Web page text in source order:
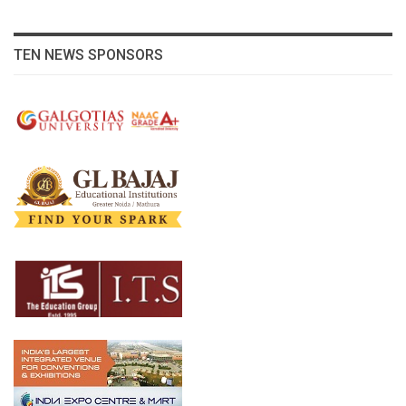
TEN NEWS SPONSORS